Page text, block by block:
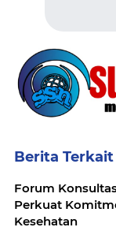
Berita Terkait
Forum
Perkuat
Kesehatan